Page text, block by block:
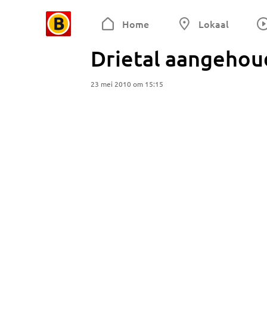
Home Lokaal
Drietal
23 mei 2010 om 15:15